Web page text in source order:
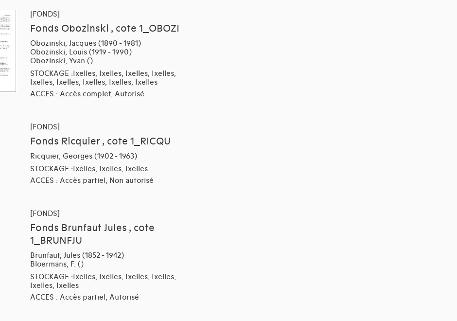
[FONDS]
Fonds Obozinski , cote 1_OBOZI
Obozinski, Jacques (1890 - 1981)
Obozinski, Louis (1919 - 1990)
Obozinski, Yvan ()
STOCKAGE :Ixelles, Ixelles, Ixelles, Ixelles,
Ixelles, Ixelles, Ixelles, Ixelles, Ixelles
ACCES : Accès complet, Autorisé
[FONDS]
Fonds Ricquier , cote 1_RICQU
Ricquier, Georges (1902 - 1963)
STOCKAGE :Ixelles, Ixelles, Ixelles
ACCES : Accès partiel, Non autorisé
[FONDS]
Fonds Brunfaut Jules , cote
1_BRUNFJU
Brunfaut, Jules (1852 - 1942)
Bloermans, F. ()
STOCKAGE :Ixelles, Ixelles, Ixelles, Ixelles,
Ixelles, Ixelles
ACCES : Accès partiel, Autorisé